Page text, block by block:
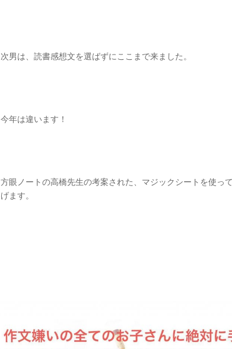
次男は、読書感想文を選ばずにここまで来ました。
今年は違います！
方眼ノートの高橋先生の考案された、マジックシートを使っ
げます。